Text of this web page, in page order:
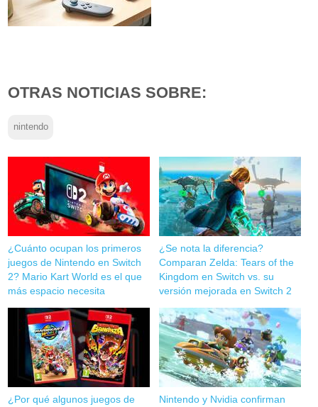
OTRAS NOTICIAS SOBRE:
nintendo
¿Cuánto ocupan los primeros
juegos de Nintendo en Switch
2? Mario Kart World es el que
más espacio necesita
¿Se nota la diferencia?
Comparan Zelda: Tears of the
Kingdom en Switch vs. su
versión mejorada en Switch 2
¿Por qué algunos juegos de
Nintendo y Nvidia confirman